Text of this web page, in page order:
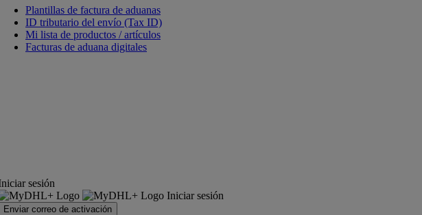
Plantillas de factura de aduanas
ID tributario del envío (Tax ID)
Mi lista de productos / artículos
Facturas de aduana digitales
sesión
Iniciar sesión
Enviar correo de activación